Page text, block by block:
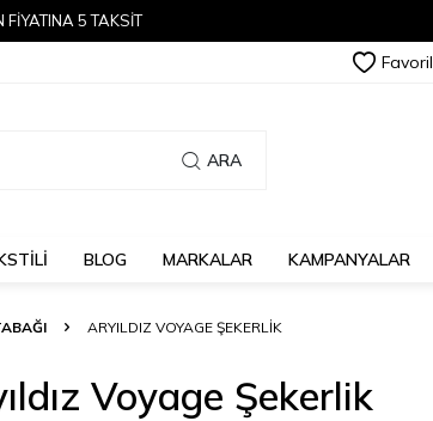
FİYATINA 5 TAKSİT
ARA
BLOG MARKALAR KAMPANYALAR
ARYILDIZ VOYAGE ŞEKERLIK
Voyage Şekerlik